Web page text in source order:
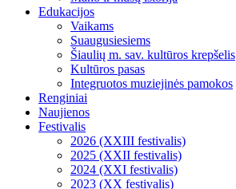
Edukacijos
Vaikams
Suaugusiesiems
Šiaulių m. sav. kultūros krepšelis
Kultūros pasas
Integruotos muziejinės pamokos
Renginiai
Naujienos
Festivalis
2026 (XXIII festivalis)
2025 (XXII festivalis)
2024 (XXI festivalis)
2023 (XX festivalis)